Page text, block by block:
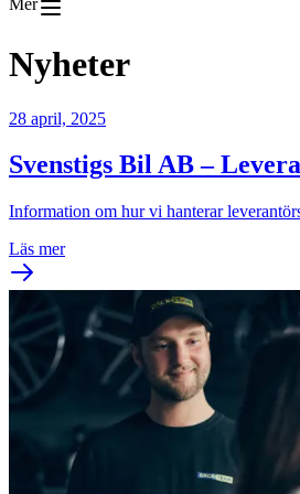
Nyheter
28 april, 2025
Svenstigs Bil AB –
Information om hur vi hanterar
Läs mer